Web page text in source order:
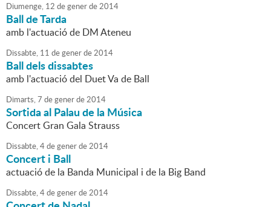
Diumenge, 12 degenerde2014
Ball de Tarda
amb l'actuació de DM Ateneu
Dissabte, 11 degenerde2014
Ball dels dissabtes
amb l'actuació del Duet Va de Ball
Dimarts,7 degenerde2014
Sortida al Palau de la Música
Concert Gran Gala Strauss
Dissabte,4degenerde2014
Concert i Ball
actuació de la Banda Municipal i de la Big Band
Dissabte,4degenerde2014